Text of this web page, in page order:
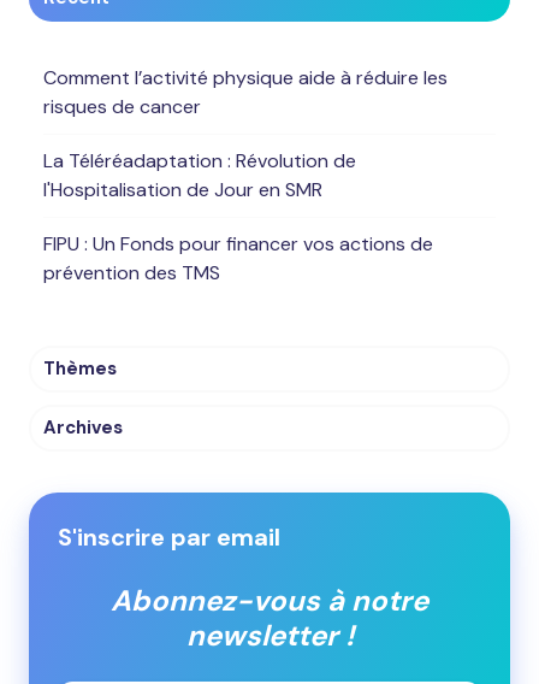
Comment l’activité physique aide à réduire les
risques de cancer
La Téléréadaptation : Révolution de
l'Hospitalisation de Jour en SMR
FIPU : Un Fonds pour financer vos actions de
prévention des TMS
Thèmes
Archives
S'inscrire par email
Abonnez-vous à notre
newsletter !